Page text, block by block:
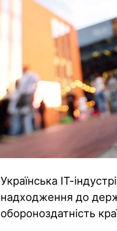
Українська ІТ-
надходження до
обороноздатність